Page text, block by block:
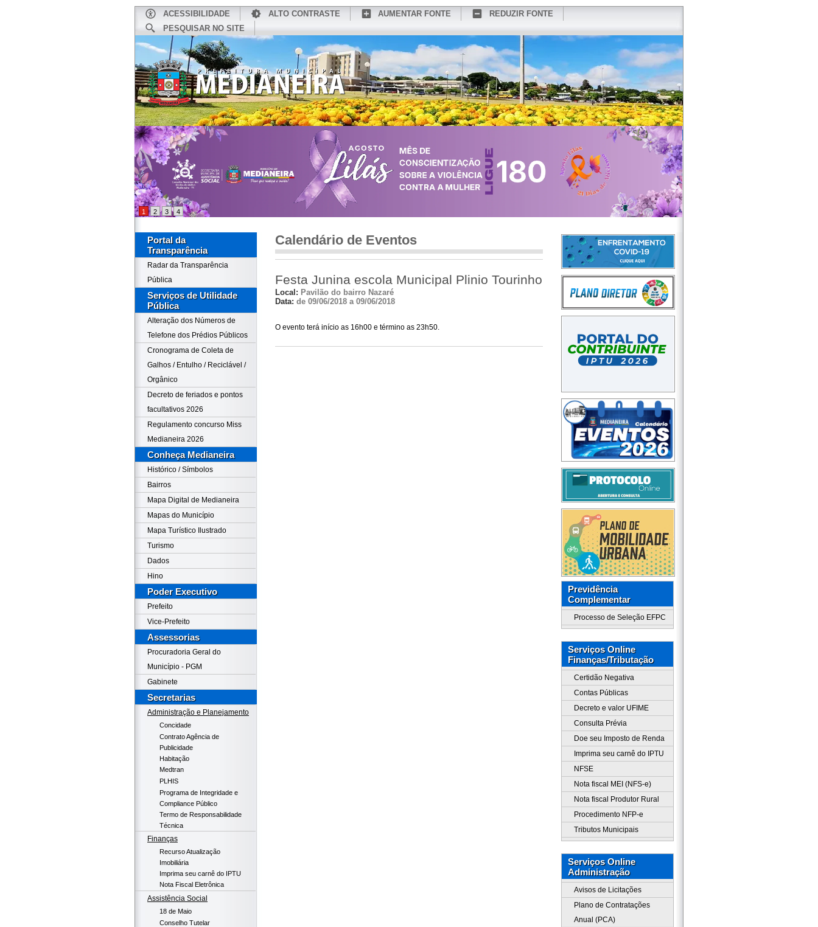
ACESSIBILIDADE ALTO CONTRASTE AUMENTAR FONTE
REDUZIR FONTE
PESQUISAR NO SITE
CONHEÇA MEDIANEIRA REDES SOCIAIS WEBMAIL
1 2 3 4
Portal da
Transparência
Radar da Transparência
Pública
Serviços de Utilidade
Pública
Alteração dos Números de
Telefone dos Prédios Públicos
Cronograma de Coleta de
Galhos / Entulho / Reciclável /
Orgânico
Decreto de feriados e pontos
facultativos 2026
Regulamento concurso Miss
Medianeira 2026
Conheça Medianeira
Histórico / Símbolos
Bairros
Mapa Digital de Medianeira
Mapas do Município
Mapa Turístico Ilustrado
Turismo
Dados
Hino
Poder Executivo
Prefeito
Vice-Prefeito
Assessorias
Procuradoria Geral do
Município - PGM
Gabinete
Secretarias
Administração e Planejamento
Concidade
Contrato Agência de
Publicidade
Habitação
Medtran
PLHIS
Programa de Integridade e
Compliance Público
Termo de Responsabilidade
Técnica
Finanças
Recurso Atualização
Imobiliária
Imprima seu carnê do IPTU
Nota Fiscal Eletrônica
Assistência Social
18 de Maio
Conselho Tutelar
Calendário de Eventos
Festa Junina escola Municipal Plinio Tourinho
Local: Pavilão do bairro Nazaré
Data: de 09/06/2018 a 09/06/2018
O evento terá início as 16h00 e término as 23h50.
Previdência
Complementar
Processo de Seleção EFPC
Serviços Online
Finanças/Tributação
Certidão Negativa
Contas Públicas
Decreto e valor UFIME
Consulta Prévia
Doe seu Imposto de Renda
Imprima seu carnê do IPTU
NFSE
Nota fiscal MEI (NFS-e)
Nota fiscal Produtor Rural
Procedimento NFP-e
Tributos Municipais
Serviços Online
Administração
Avisos de Licitações
Plano de Contratações
Anual (PCA)